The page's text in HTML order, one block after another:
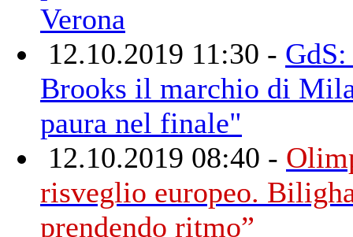
Verona
12.10.2019 11:30 -
Brooks il marchio di
paura nel finale"
12.10.2019 08:40 -
risveglio europeo.
prendendo ritmo”